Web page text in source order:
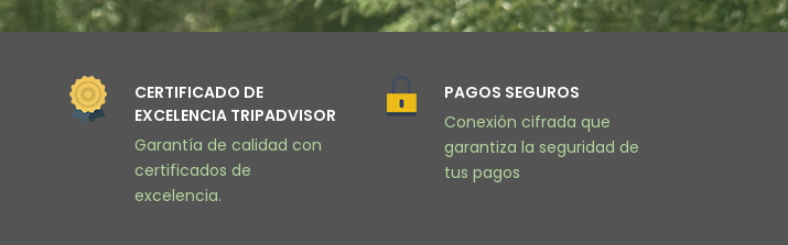
CERTIFICADO DE
EXCELENCIA TRIPADVISOR
Garantía de calidad con
certificados de
excelencia.
PAGOS SEGUROS
Conexión cifrada que
garantiza la seguridad de
tus pagos